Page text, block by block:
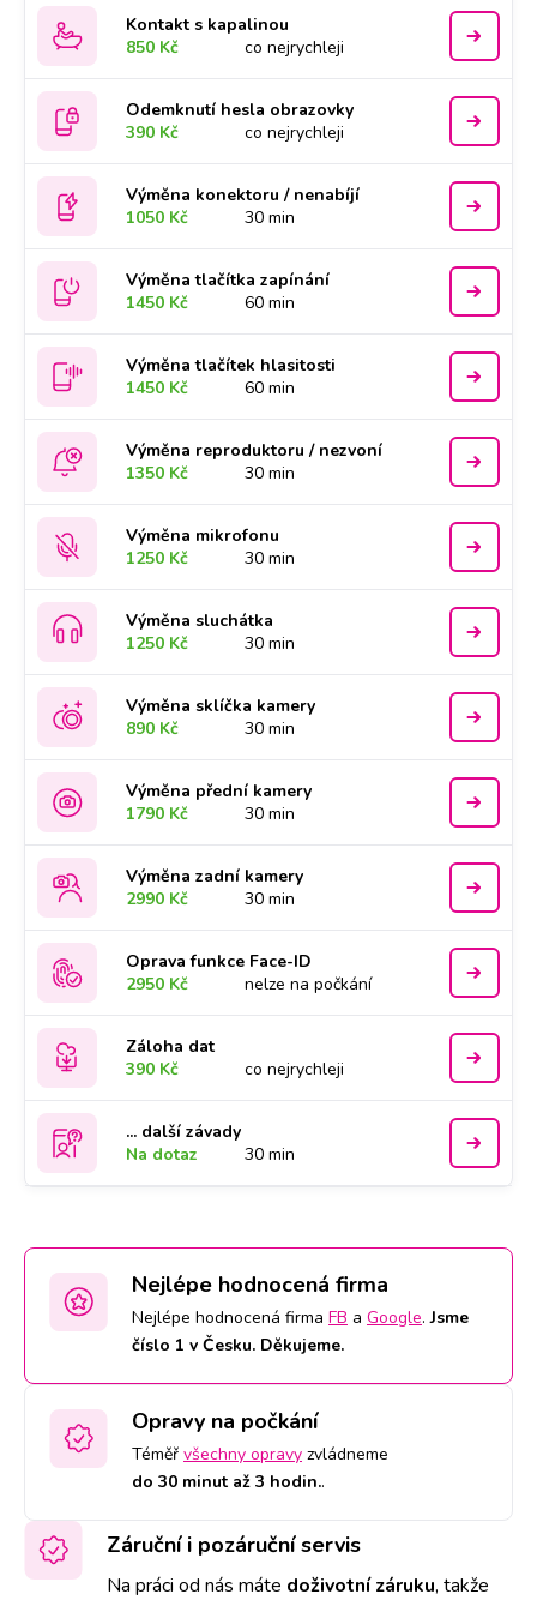
Kontakt s kapalinou
850 Kč
co nejrychleji
Odemknutí hesla obrazovky
390 Kč
co nejrychleji
Výměna konektoru / nenabíjí
1050 Kč
30 min
Výměna tlačítka zapínání
1450 Kč
60 min
Výměna tlačítek hlasitosti
1450 Kč
60 min
Výměna reproduktoru / nezvoní
1350 Kč
30 min
Výměna mikrofonu
1250 Kč
30 min
Výměna sluchátka
1250 Kč
30 min
Výměna sklíčka kamery
890 Kč
30 min
Výměna přední kamery
1790 Kč
30 min
Výměna zadní kamery
2990 Kč
30 min
Oprava funkce Face-ID
2950 Kč
nelze na počkání
Záloha dat
390 Kč
co nejrychleji
... další závady
Na dotaz
30 min
Nejlépe hodnocená firma
Nejlépe hodnocená firma FB a Google.Jsme
číslo 1 v Česku. Děkujeme.
Opravy na počkání
Téměř všechny opravy zvládneme
do 30 minut až 3 hodin..
Záruční i pozáruční servis
Na práci od nás máte doživotní záruku, takže